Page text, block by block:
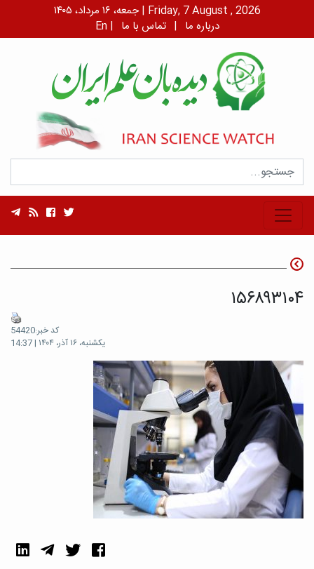
جمعه، ۱۶ مرداد، ۱۴۰۵ | Friday, 7 August , 2026
En | درباره ما | تماس با ما
۱۵۶۸۹۳۱۰۴
کد خبر:54420
یکشنبه، ۱۶ آذر، ۱۴۰۴ | 14:37